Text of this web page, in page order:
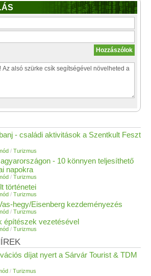
- családi aktivitások a Szentkult Feszt
/ Turizmus
- 10 könnyen teljesíthető
napokra
/ Turizmus
történetei
/ Turizmus
hegy/Eisenberg kezdeményezés
/ Turizmus
építészek vezetésével
/ Turizmus
díjat nyert a Sárvár Tourist & TDM
/ Turizmus